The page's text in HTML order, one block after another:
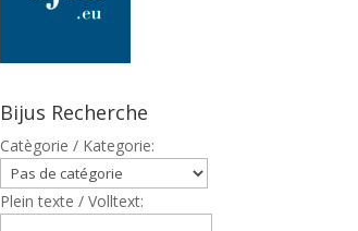
Bijus Recherche
Catègorie / Kategorie:
Plein texte / Volltext: